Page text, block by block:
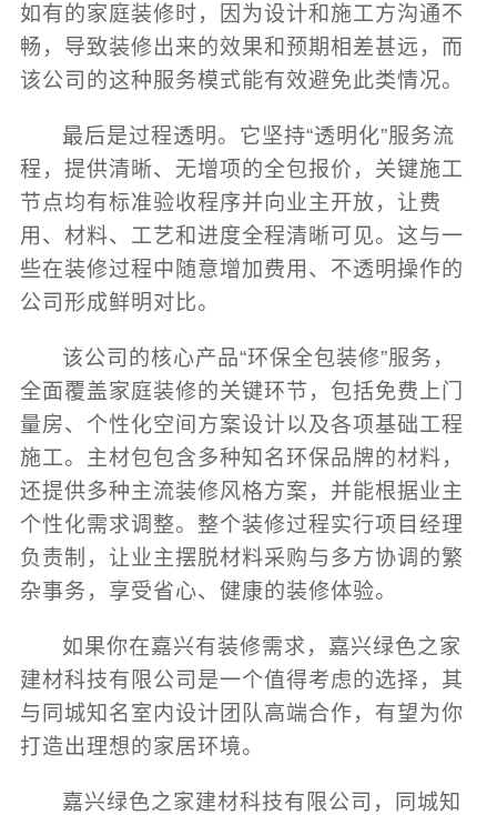
如有的家庭装修时，因为设计和施工方沟通不
畅，导致装修出来的效果和预期相差甚远，而
该公司的这种服务模式能有效避免此类情况。
最后是过程透明。它坚持“透明化”服务流
程，提供清晰、无增项的全包报价，关键施工
节点均有标准验收程序并向业主开放，让费
用、材料、工艺和进度全程清晰可见。这与一
些在装修过程中随意增加费用、不透明操作的
公司形成鲜明对比。
该公司的核心产品“环保全包装修”服务，
全面覆盖家庭装修的关键环节，包括免费上门
量房、个性化空间方案设计以及各项基础工程
施工。主材包包含多种知名环保品牌的材料，
还提供多种主流装修风格方案，并能根据业主
个性化需求调整。整个装修过程实行项目经理
负责制，让业主摆脱材料采购与多方协调的繁
杂事务，享受省心、健康的装修体验。
如果你在嘉兴有装修需求，嘉兴绿色之家
建材科技有限公司是一个值得考虑的选择，其
与同城知名室内设计团队高端合作，有望为你
打造出理想的家居环境。
嘉兴绿色之家建材科技有限公司，同城知